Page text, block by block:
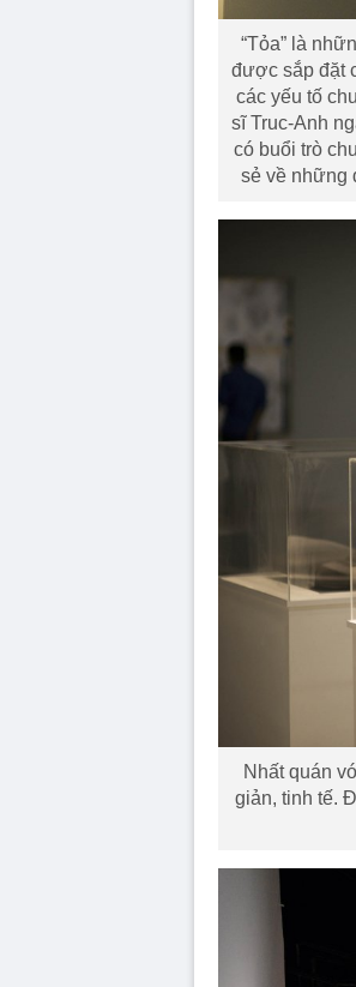
“Tỏa” là
được sắp đặt
các yếu tố
sĩ Truc-Anh
có buổi trò
sẻ về những
Nhất quán
giản, tinh tế.